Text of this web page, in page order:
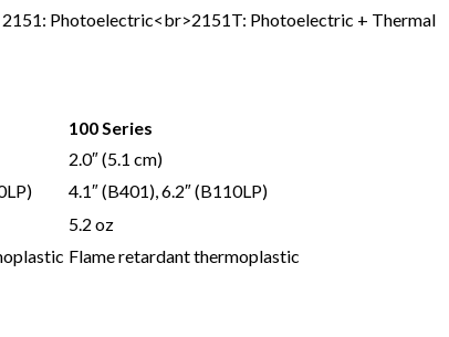
2151: Photoelectric<br>2151T: Photoelectric + Thermal
100 Series
2.0″ (5.1 cm)
4.1″ (B401), 6.2″ (B110LP)
5.2 oz
Flame retardant thermoplastic